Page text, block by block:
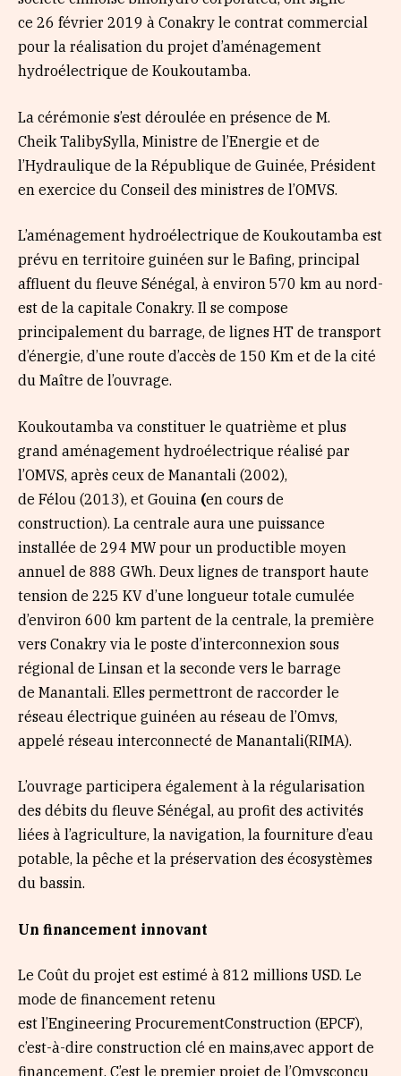
ce 26 février 2019 à Conakry le contrat commercial
pour la réalisation du projet d’aménagement
hydroélectrique de Koukoutamba.
La cérémonie s’est déroulée en présence de M.
Cheik TalibySylla, Ministre de l’Energie et de
l’Hydraulique de la République de Guinée, Président
en exercice du Conseil des ministres de l’OMVS.
L’aménagement hydroélectrique de Koukoutamba est
prévu en territoire guinéen sur le Bafing, principal
affluent du fleuve Sénégal, à environ 570 km au nord-
est de la capitale Conakry. Il se compose
principalement du barrage, de lignes HT de transport
d’énergie, d’une route d’accès de 150 Km et de la cité
du Maître de l’ouvrage.
Koukoutamba va constituer le quatrième et plus
grand aménagement hydroélectrique réalisé par
l’OMVS, après ceux de Manantali (2002),
de Félou (2013), et Gouina (en cours de
construction). La centrale aura une puissance
installée de 294 MW pour un productible moyen
annuel de 888 GWh. Deux lignes de transport haute
tension de 225 KV d’une longueur totale cumulée
d’environ 600 km partent de la centrale, la première
vers Conakry via le poste d’interconnexion sous
régional de Linsan et la seconde vers le barrage
de Manantali. Elles permettront de raccorder le
réseau électrique guinéen au réseau de l’Omvs,
appelé réseau interconnecté de Manantali(RIMA).
L’ouvrage participera également à la régularisation
des débits du fleuve Sénégal, au profit des activités
liées à l’agriculture, la navigation, la fourniture d’eau
potable, la pêche et la préservation des écosystèmes
du bassin.
Un financement innovant
Le Coût du projet est estimé à 812 millions USD. Le
mode de financement retenu
est l’Engineering ProcurementConstruction (EPCF),
c’est-à-dire construction clé en mains,avec apport de
financement. C’est le premier projet de l’Omvsconçu